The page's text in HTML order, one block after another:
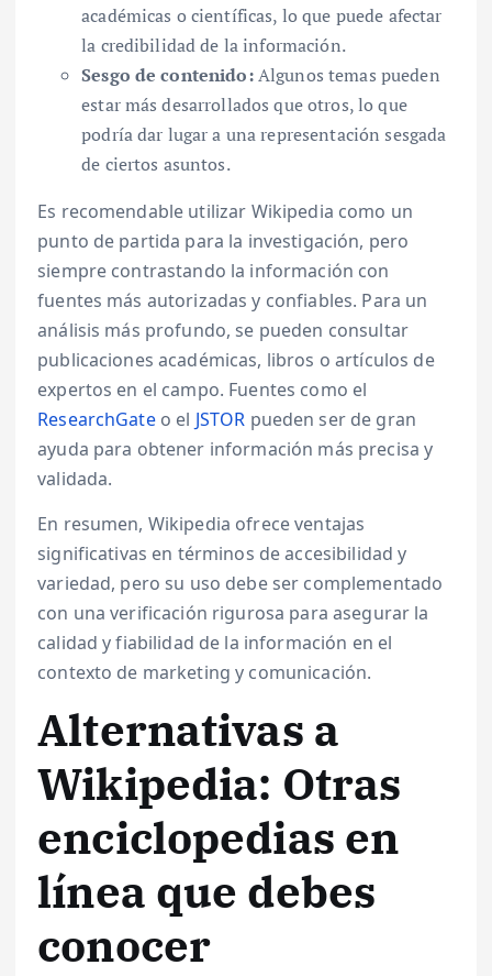
académicas o científicas, lo que puede afectar
la credibilidad de la información.
Sesgo de contenido:Algunos temas pueden
estar más desarrollados que otros, lo que
podría dar lugar a una representación sesgada
de ciertos asuntos.
Es recomendable utilizar Wikipedia como un
punto de partida para la investigación, pero
siempre contrastando la información con
fuentes más autorizadas y confiables. Para un
análisis más profundo, se pueden consultar
publicaciones académicas, libros o artículos de
expertos en el campo. Fuentes como el
ResearchGateo el JSTOR pueden ser de gran
ayuda para obtener información más precisa y
validada.
En resumen, Wikipedia ofrece ventajas
significativas en términos de accesibilidad y
variedad, pero su uso debe ser complementado
con una verificación rigurosa para asegurar la
calidad y fiabilidad de la información en el
contexto de marketing y comunicación.
Alternativas a
Wikipedia: Otras
enciclopedias en
línea que debes
conocer